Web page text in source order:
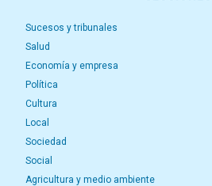
Sucesos y tribunales
Salud
Economía y empresa
Política
Cultura
Local
Sociedad
Social
Agricultura y medio ambiente